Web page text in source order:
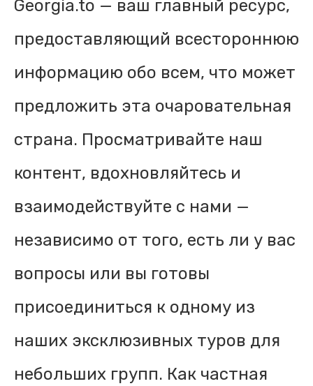
Georgia.to — ваш главный ресурс,
предоставляющий всестороннюю
информацию обо всем, что может
предложить эта очаровательная
страна. Просматривайте наш
контент, вдохновляйтесь и
взаимодействуйте с нами —
независимо от того, есть ли у вас
вопросы или вы готовы
присоединиться к одному из
наших эксклюзивных туров для
небольших групп. Как частная